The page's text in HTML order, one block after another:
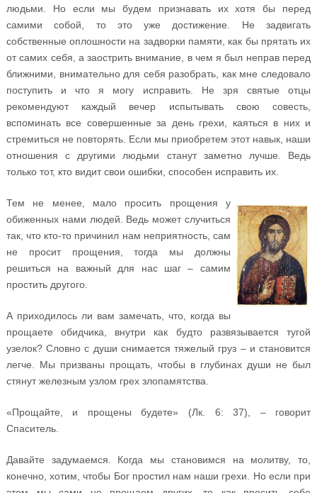
людьми. Но если мы будем признавать их хотя бы перед
самими собой, то это уже достижение. Не задвигать
собственные оплошности на задворки памяти, как бы прятать их
от самих себя, а заострить внимание, в чем я был неправ перед
ближними, внимательно для себя разобрать, как мне следовало
поступить и что я могу исправить. Не зря святые отцы
рекомендуют каждый вечер испытывать свою совесть,
вспоминать все совершенные за день грехи, каяться в них и
стремиться не повторять. Если мы приобретем этот навык, наши
отношения с другими людьми станут заметно лучше. Ведь
только тот, кто видит свои ошибки, способен исправить их.
Тем не менее, мало просить прощения у
обиженных нами людей. Ведь может случиться
так, что кто-то причинил нам неприятность, сам
не просит прощения, тогда мы должны
решиться на важный для нас шаг – самим
простить другого.
А приходилось ли вам замечать, что, когда вы
прощаете обидчика, внутри как будто развязывается тугой
узелок? Словно с души снимается тяжелый груз – и становится
легче. Мы призваны прощать, чтобы в глубинах души не был
стянут железным узлом грех злопамятства.
«Прощайте, и прощены будете» (Лк. 6: 37), – говорит
Спаситель.
Давайте задумаемся. Когда мы становимся на молитву, то,
конечно, хотим, чтобы Бог простил нам наши грехи. Но если при